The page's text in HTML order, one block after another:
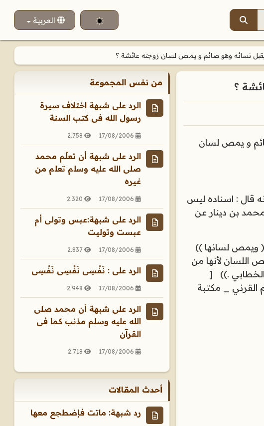
اختر لغتكالعربية
نسائه وهو صائم و يمص لسان زوجته عائشة ؟
؟
و يمص لسان
قال : اسناده ليس
بن دينار عن
ويمص لسانها ))
اللسان لأنها من
الخطابي .)) [
القرني _ مكتبة
من نفس المجموعة
الرد على شبهة اختلاف سيرة
رسول الله فى كتب السنة
17/08/2006
2.758
الرد على شبهة أن تعلّم محمد
صلى الله عليه وسلم تعلم من
غيره
17/08/2006
2.320
الرد على شبهة:عبس وتولى أم
عبست وتوليت
17/08/2006
2.837
الرد على : نَفْسِى نَفْسِى نَفْسِى
17/08/2006
2.948
الرد على شبهة أن محمد صلى
الله عليه وسلم مذنب كما فى
القرآن
17/08/2006
2.718
أحدث المقالات
رد شبهة: ماتت فإضطجع معها